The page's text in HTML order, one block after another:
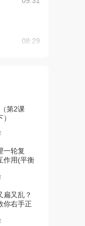
08:29
08:27
06:23
第2课
一轮复
作用(平衡
扁又乱？
你右手正